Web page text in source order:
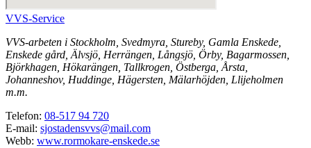
VVS-Service
VVS-arbeten i Stockholm, Svedmyra, Stureby, Gamla Enskede,
Enskede gård, Älvsjö, Herrängen, Långsjö, Örby, Bagarmossen,
Björkhagen, Hökarängen, Tallkrogen, Östberga, Årsta,
Johanneshov, Huddinge, Hägersten, Mälarhöjden, Llijeholmen
m.m.
Telefon: 08-517 94 720
E-mail: sjostadensvvs@mail.com
Webb: www.rormokare-enskede.se